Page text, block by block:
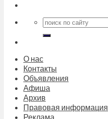
О нас
Контакты
Объявления
Афиша
Архив
Правовая информация
Реклама